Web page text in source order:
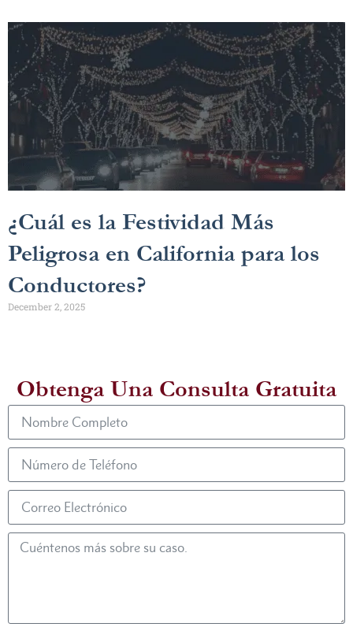
¿Cuál es la Festividad Más
Peligrosa en California para los
Conductores?
December 2, 2025
Obtenga Una Consulta Gratuita